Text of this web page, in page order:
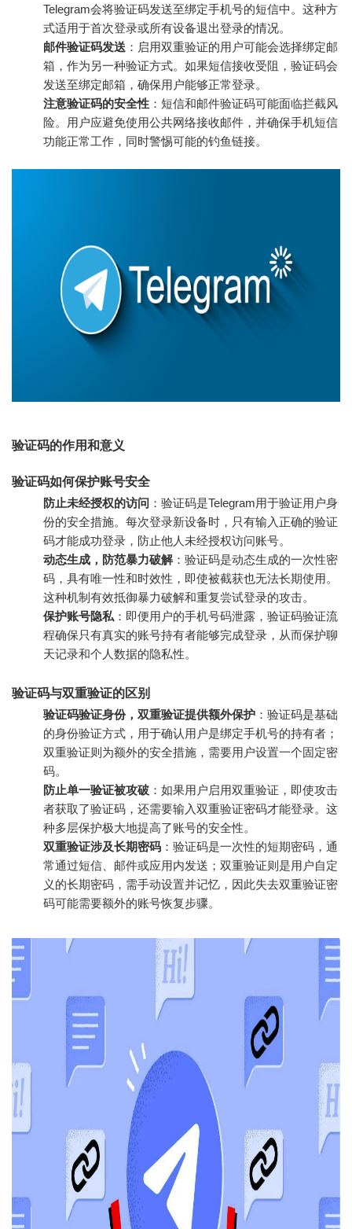
Telegram会将验证码发送至绑定手机号的短信中。这种方
式适用于首次登录或所有设备退出登录的情况。
邮件验证码发送 ：启用双重验证的用户可能会选择绑定邮
箱，作为另一种验证方式。如果短信接收受阻，验证码会
发送至绑定邮箱，确保用户能够正常登录。
注意验证码的安全性 ：短信和邮件验证码可能面临拦截风
险。用户应避免使用公共网络接收邮件，并确保手机短信
功能正常工作，同时警惕可能的钓鱼链接。
验证码的作用和意义
验证码如何保护账号安全
防止未经授权的访问 ：验证码是Telegram用于验证用户身
份的安全措施。每次登录新设备时，只有输入正确的验证
码才能成功登录，防止他人未经授权访问账号。
动态生成，防范暴力破解：验证码是动态生成的一次性密
码，具有唯一性和时效性，即使被截获也无法长期使用。
这种机制有效抵御暴力破解和重复尝试登录的攻击。
保护账号隐私 ：即便用户的手机号码泄露，验证码验证流
程确保只有真实的账号持有者能够完成登录，从而保护聊
天记录和个人数据的隐私性。
验证码与双重验证的区别
验证码验证身份，双重验证提供额外保护 ：验证码是基础
的身份验证方式，用于确认用户是绑定手机号的持有者；
双重验证则为额外的安全措施，需要用户设置一个固定密
码。
防止单一验证被攻破 ：如果用户启用双重验证，即使攻击
者获取了验证码，还需要输入双重验证密码才能登录。这
种多层保护极大地提高了账号的安全性。
双重验证涉及长期密码 ：验证码是一次性的短期密码，通
常通过短信、邮件或应用内发送；双重验证则是用户自定
义的长期密码，需手动设置并记忆，因此失去双重验证密
码可能需要额外的账号恢复步骤。